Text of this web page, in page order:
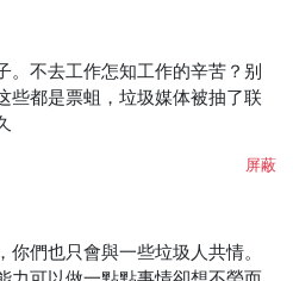
。不去工作怎知工作的辛苦？别
些都是票蛆，垃圾媒体被抽了联
屏蔽
們也只會與一些垃圾人共情。